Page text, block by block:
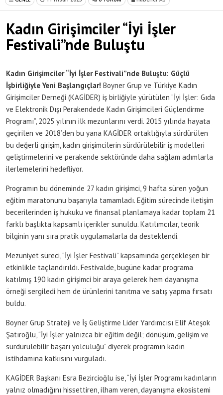
Kadın Girişimciler “İyi İşler
Festivali”nde Buluştu
Kadın Girişimciler “İyi İşler Festivali”nde Buluştu: Güçlü
İşbirliğiyle Yeni Başlangıçlar! Boyner Grup ve Türkiye Kadın
Girişimciler Derneği (KAGİDER) iş birliğiyle yürütülen “İyi İşler: Gıda
ve Elektronik Dışı Perakendede Kadın Girişimcileri Güçlendirme
Programı”, 2025 yılının ilk mezunlarını verdi. 2015 yılında hayata
geçirilen ve 2018’den bu yana KAGİDER ortaklığıyla sürdürülen
bu değerli girişim, kadın girişimcilerin sürdürülebilir iş modelleri
geliştirmelerini ve perakende sektöründe daha sağlam adımlarla
ilerlemelerini hedefliyor.
Programın bu döneminde 27 kadın girişimci, 9 hafta süren yoğun
eğitim maratonunu başarıyla tamamladı. Eğitim sürecinde iletişim
becerilerinden iş hukuku ve finansal planlamaya kadar toplam 21
farklı başlıkta kapsamlı içerikler sunuldu. Katılımcılar, teorik
bilginin yanı sıra pratik uygulamalarla da desteklendi.
Mezuniyet süreci, “İyi İşler Festivali” kapsamında gerçekleşen bir
etkinlikle taçlandırıldı. Festivalde, bugüne kadar programa
katılmış 190 kadın girişimci bir araya gelerek hem dayanışma
örneği sergiledi hem de ürünlerini tanıtma ve satış yapma fırsatı
buldu.
Boyner Grup Strateji ve İş Geliştirme Lider Yardımcısı Elif Ateşok
Şatıroğlu, “İyi İşler yalnızca bir eğitim değil; dönüşüm, gelişim ve
sürdürülebilir başarı yolculuğu” diyerek programın kadın
istihdamına katkısını vurguladı.
KAGİDER Başkanı Esra Bezircioğlu ise, “İyi İşler Programı kadınların
yalnız olmadığını hissettiren, ilham veren, dayanışma ekosistemi